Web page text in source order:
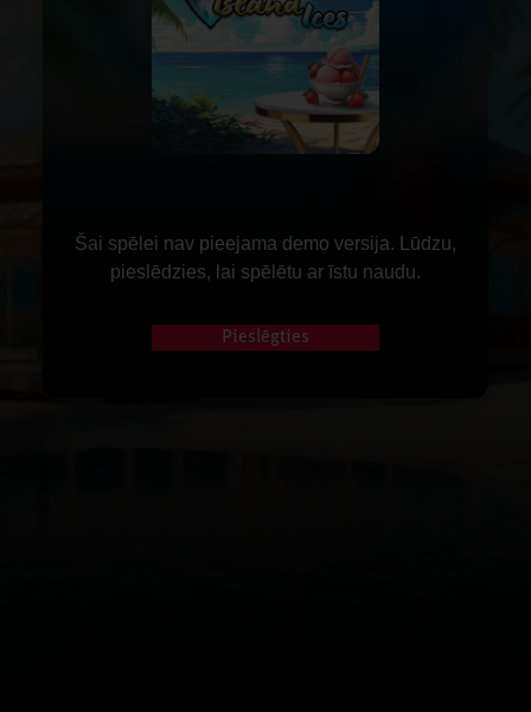
Šai spēlei nav pieejama demo versija. Lūdzu,
pieslēdzies, lai spēlētu ar īstu naudu.
Pieslēgties